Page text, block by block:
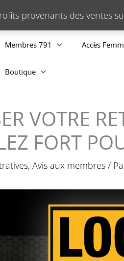
provenants des ventes
Membres 791 Accès
Boutique
VOTRE
FORT
, Avis aux membres /